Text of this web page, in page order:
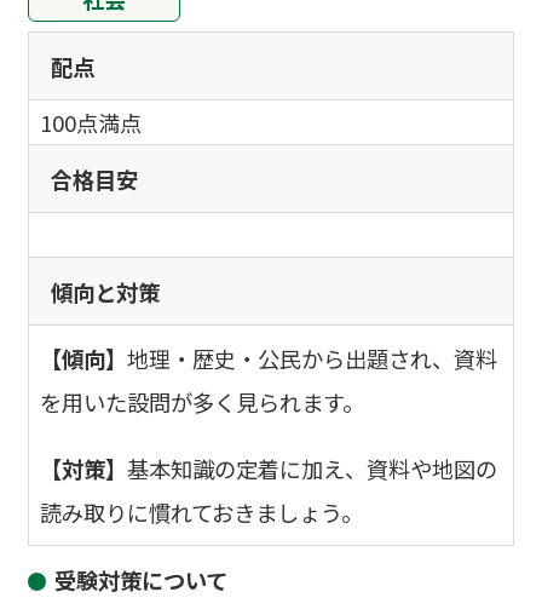
配点
100点満点
合格目安
傾向と対策
【傾向】地理・歴史・公民から出題され、資料
を用いた設問が多く見られます。
【対策】基本知識の定着に加え、資料や地図の
読み取りに慣れておきましょう。
受験対策について